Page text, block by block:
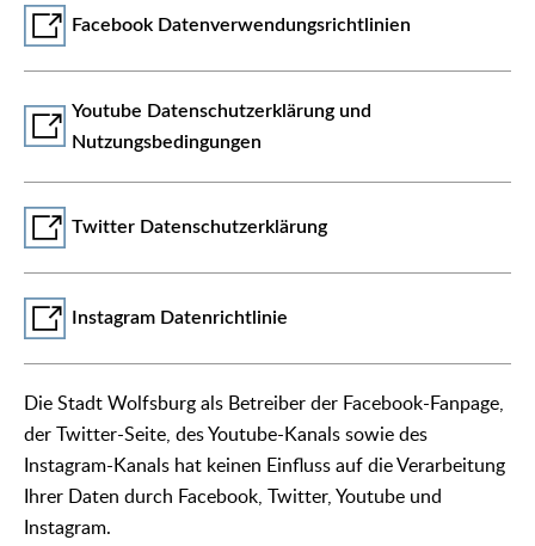
Facebook Datenverwendungsrichtlinien
Youtube Datenschutzerklärung und
Nutzungsbedingungen
Twitter Datenschutzerklärung
Instagram Datenrichtlinie
Die Stadt Wolfsburg als Betreiber der Facebook-Fanpage,
der Twitter-Seite, des Youtube-Kanals sowie des
Instagram-Kanals hat keinen Einfluss auf die Verarbeitung
Ihrer Daten durch Facebook, Twitter, Youtube und
Instagram.